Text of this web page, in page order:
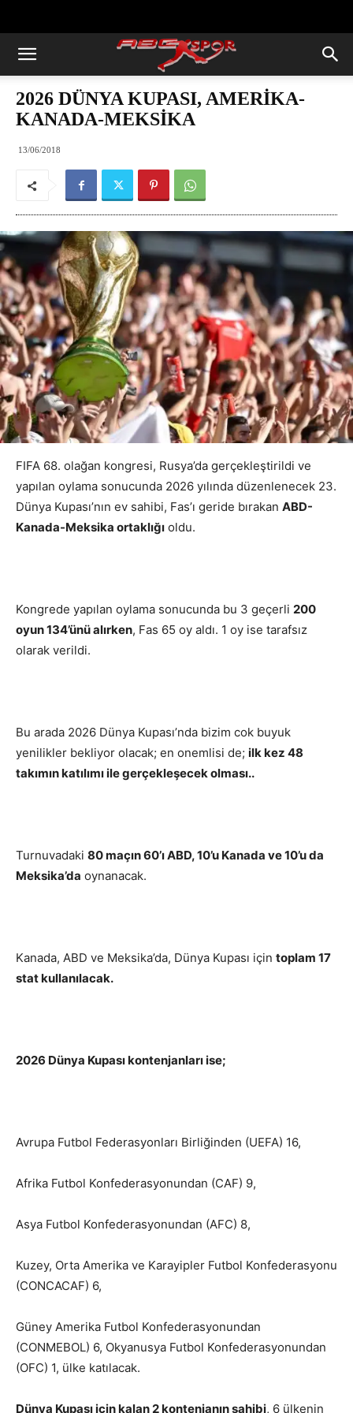
2026 DÜNYA KUPASI, AMERİKA-
KANADA-MEKSİKA
13/06/2018
FIFA 68. olağan kongresi, Rusya’da gerçekleştirildi ve
yapılan oylama sonucunda 2026 yılında düzenlenecek 23.
Dünya Kupası’nın ev sahibi, Fas’ı geride bırakan ABD-
Kanada-Meksika ortaklığı oldu.
Kongrede yapılan oylama sonucunda bu 3 geçerli 200
oyun 134’ünü alırken, Fas 65 oy aldı. 1 oy ise tarafsız
olarak verildi.
Bu arada 2026 Dünya Kupası’nda bizim cok buyuk
yenilikler bekliyor olacak; en onemlisi de; ilk kez 48
takımın katılımı ile gerçekleşecek olması..
Turnuvadaki 80 maçın 60’ı ABD, 10’u Kanada ve 10’u da
Meksika’da oynanacak.
Kanada, ABD ve Meksika’da, Dünya Kupası için toplam 17
stat kullanılacak.
2026 Dünya Kupası kontenjanları ise;
Avrupa Futbol Federasyonları Birliğinden (UEFA) 16,
Afrika Futbol Konfederasyonundan (CAF) 9,
Asya Futbol Konfederasyonundan (AFC) 8,
Kuzey, Orta Amerika ve Karayipler Futbol Konfederasyonu
(CONCACAF) 6,
Güney Amerika Futbol Konfederasyonundan
(CONMEBOL) 6, Okyanusya Futbol Konfederasyonundan
(OFC) 1, ülke katılacak.
Dünya Kupası için kalan 2 kontenjanın sahibi, 6 ülkenin